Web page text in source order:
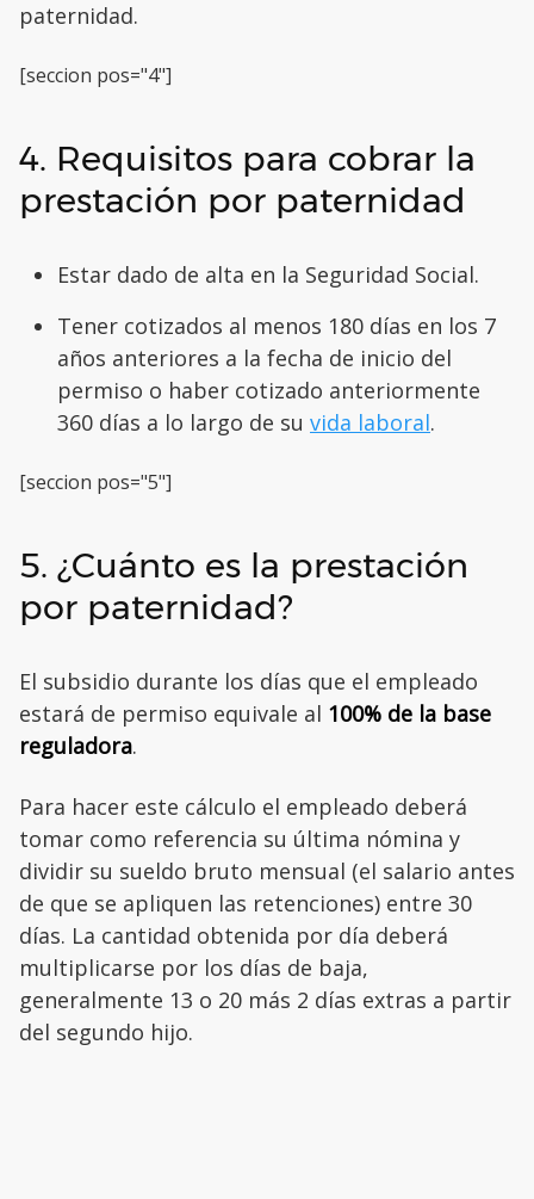
paternidad.
[seccion pos="4"]
4. Requisitos para cobrar la
prestación por paternidad
Estar dado de alta en la Seguridad Social.
Tener cotizados al menos 180 días en los 7
años anteriores a la fecha de inicio del
permiso o haber cotizado anteriormente
360 días a lo largo de su vida laboral.
[seccion pos="5"]
5. ¿Cuánto es la prestación
por paternidad?
El subsidio durante los días que el empleado
estará de permiso equivale al 100% de la base
reguladora.
Para hacer este cálculo el empleado deberá
tomar como referencia su última nómina y
dividir su sueldo bruto mensual (el salario antes
de que se apliquen las retenciones) entre 30
días. La cantidad obtenida por día deberá
multiplicarse por los días de baja,
generalmente 13 o 20 más 2 días extras a partir
del segundo hijo.